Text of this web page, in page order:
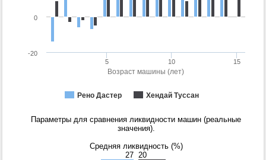
Возраст машины (лет)
Рено Дастер Хендай Туссан
5 10 15
-20
0
Параметры для сравнения ликвидности машин (реальные
значения).
Средняя ликвидность (%)
27 20